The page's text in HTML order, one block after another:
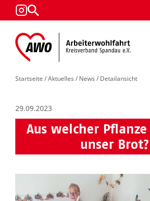
Startseite /Aktuelles / News / Detailansicht
29.09.2023
Aus welcher
unser Brot?